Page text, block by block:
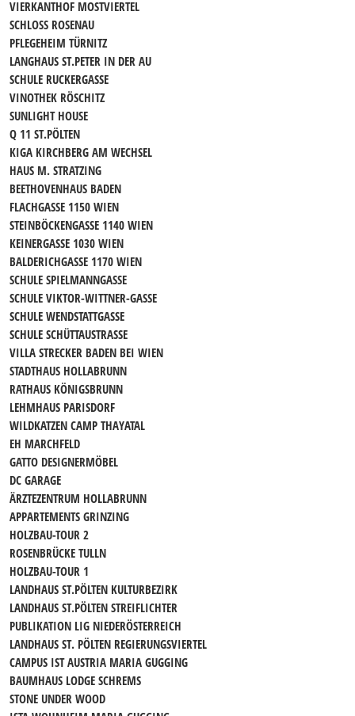
VIERKANTHOF MOSTVIERTEL
SCHLOSS ROSENAU
PFLEGEHEIM TÜRNITZ
LANGHAUS ST.PETER IN DER AU
SCHULE RUCKERGASSE
VINOTHEK RÖSCHITZ
SUNLIGHT HOUSE
Q 11 ST.PÖLTEN
KIGA KIRCHBERG AM WECHSEL
HAUS M. STRATZING
BEETHOVENHAUS BADEN
FLACHGASSE 1150 WIEN
STEINBÖCKENGASSE 1140 WIEN
KEINERGASSE 1030 WIEN
BALDERICHGASSE 1170 WIEN
SCHULE SPIELMANNGASSE
SCHULE VIKTOR-WITTNER-GASSE
SCHULE WENDSTATTGASSE
SCHULE SCHÜTTAUSTRASSE
VILLA STRECKER BADEN BEI WIEN
STADTHAUS HOLLABRUNN
RATHAUS KÖNIGSBRUNN
LEHMHAUS PARISDORF
WILDKATZEN CAMP THAYATAL
EH MARCHFELD
GATTO DESIGNERMÖBEL
DC GARAGE
ÄRZTEZENTRUM HOLLABRUNN
APPARTEMENTS GRINZING
HOLZBAU-TOUR 2
ROSENBRÜCKE TULLN
HOLZBAU-TOUR 1
LANDHAUS ST.PÖLTEN KULTURBEZIRK
LANDHAUS ST.PÖLTEN STREIFLICHTER
PUBLIKATION LIG NIEDERÖSTERREICH
LANDHAUS ST. PÖLTEN REGIERUNGSVIERTEL
CAMPUS IST AUSTRIA MARIA GUGGING
BAUMHAUS LODGE SCHREMS
STONE UNDER WOOD